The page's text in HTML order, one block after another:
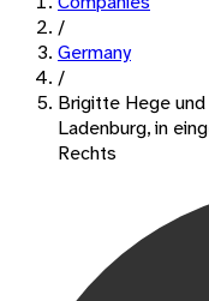
/
Germany
/
Brigitte Hege
Ladenburg, in
Rechts